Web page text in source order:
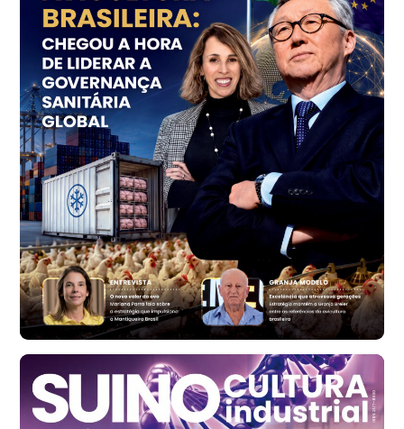
R$ 7,18
kg
Trigo Atacado - Regional
PR
R$ 1.414,46
t
Trigo Atacado - Regional
RS
R$ 1.314,61
t
Ovo Vermelho - Regional
Vermelho
R$ 171,61
cx
Ovo Branco - Regional
Santa Maria do Jetibá (ES)
R$ 140,74
cx